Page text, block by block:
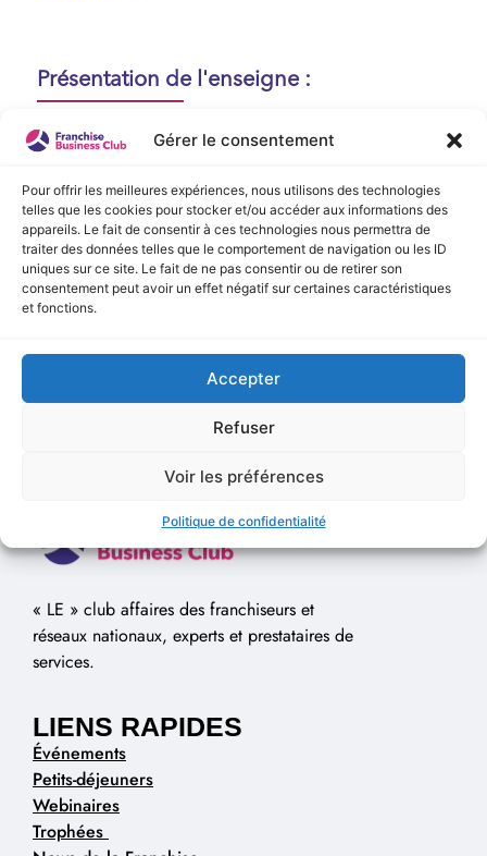
Gérer le consentement
Pour offrir les meilleures expériences, nous utilisons des technologies
telles que les cookies pour stocker et/ou accéder aux informations des
appareils. Le fait de consentir à ces technologies nous permettra de
traiter des données telles que le comportement de navigation ou les ID
uniques sur ce site. Le fait de ne pas consentir ou de retirer son
consentement peut avoir un effet négatif sur certaines caractéristiques
et fonctions.
Accepter
Refuser
Voir les préférences
Politique de confidentialité
Présentation de l'enseigne :
Aucune présentation n'est disponible
actuellement !
Vidéo de Présentation
Aucune vidéo disponible.
« LE » club affaires des franchiseurs et
réseaux nationaux, experts et prestataires de
services.
LIENS RAPIDES
Événements
Petits-déjeuners
Webinaires
Trophées